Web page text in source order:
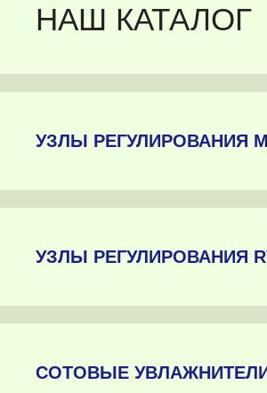
НАШ КАТАЛОГ
УЗЛЫ РЕГУЛИРОВАНИЯ
УЗЛЫ РЕГУЛИРОВАНИЯ
СОТОВЫЕ